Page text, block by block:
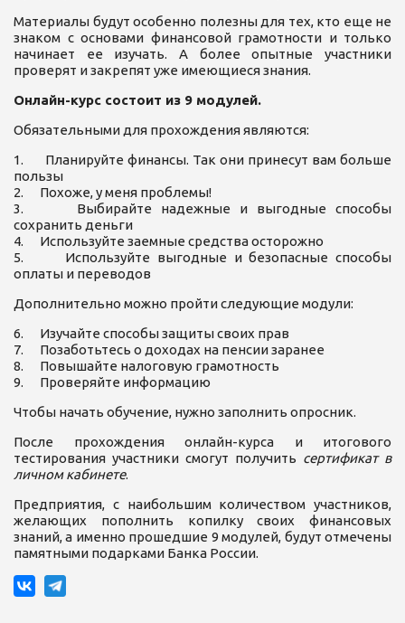
Материалы будут особенно полезны для тех, кто еще не
знаком с основами финансовой грамотности и только
начинает ее изучать. А более опытные участники
проверят и закрепят уже имеющиеся знания.
Онлайн-курс состоит из 9 модулей.
Обязательными для прохождения являются:
1. Планируйте финансы. Так они принесут вам больше
пользы
2. Похоже, у меня проблемы!
3. Выбирайте надежные и выгодные способы
сохранить деньги
4. Используйте заемные средства осторожно
5. Используйте выгодные и безопасные способы
оплаты и переводов
Дополнительно можно пройти следующие модули:
6. Изучайте способы защиты своих прав
7. Позаботьтесь о доходах на пенсии заранее
8. Повышайте налоговую грамотность
9. Проверяйте информацию
Чтобы начать обучение, нужно заполнить опросник.
После прохождения онлайн-курса и итогового
тестирования участники смогут получить сертификат в
личном кабинете.
Предприятия, с наибольшим количеством участников,
желающих пополнить копилку своих финансовых
знаний, а именно прошедшие 9 модулей, будут отмечены
памятными подарками Банка России.